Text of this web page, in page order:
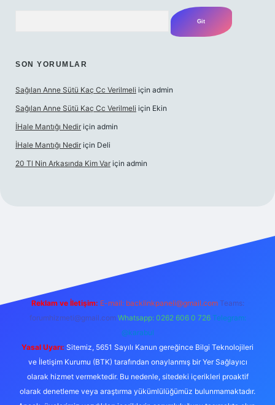
SON YORUMLAR
Sağılan Anne Sütü Kaç Cc Verilmeli için admin
Sağılan Anne Sütü Kaç Cc Verilmeli için Ekin
İHale Mantığı Nedir için admin
İHale Mantığı Nedir için Deli
20 Tl Nin Arkasında Kim Var için admin
Reklam ve İletişim: E-mail: backlinkpaneli@gmail.com Teams:
forumhizmeti@gmail.com Whatsapp: 0262 606 0 726 Telegram:
@karabul
Yasal Uyarı: Sitemiz, 5651 Sayılı Kanun gereğince Bilgi Teknolojileri
ve İletişim Kurumu (BTK) tarafından onaylanmış bir Yer Sağlayıcı
olarak hizmet vermektedir. Bu nedenle, sitedeki içerikleri proaktif
olarak denetleme veya araştırma yükümlülüğümüz bulunmamaktadır.